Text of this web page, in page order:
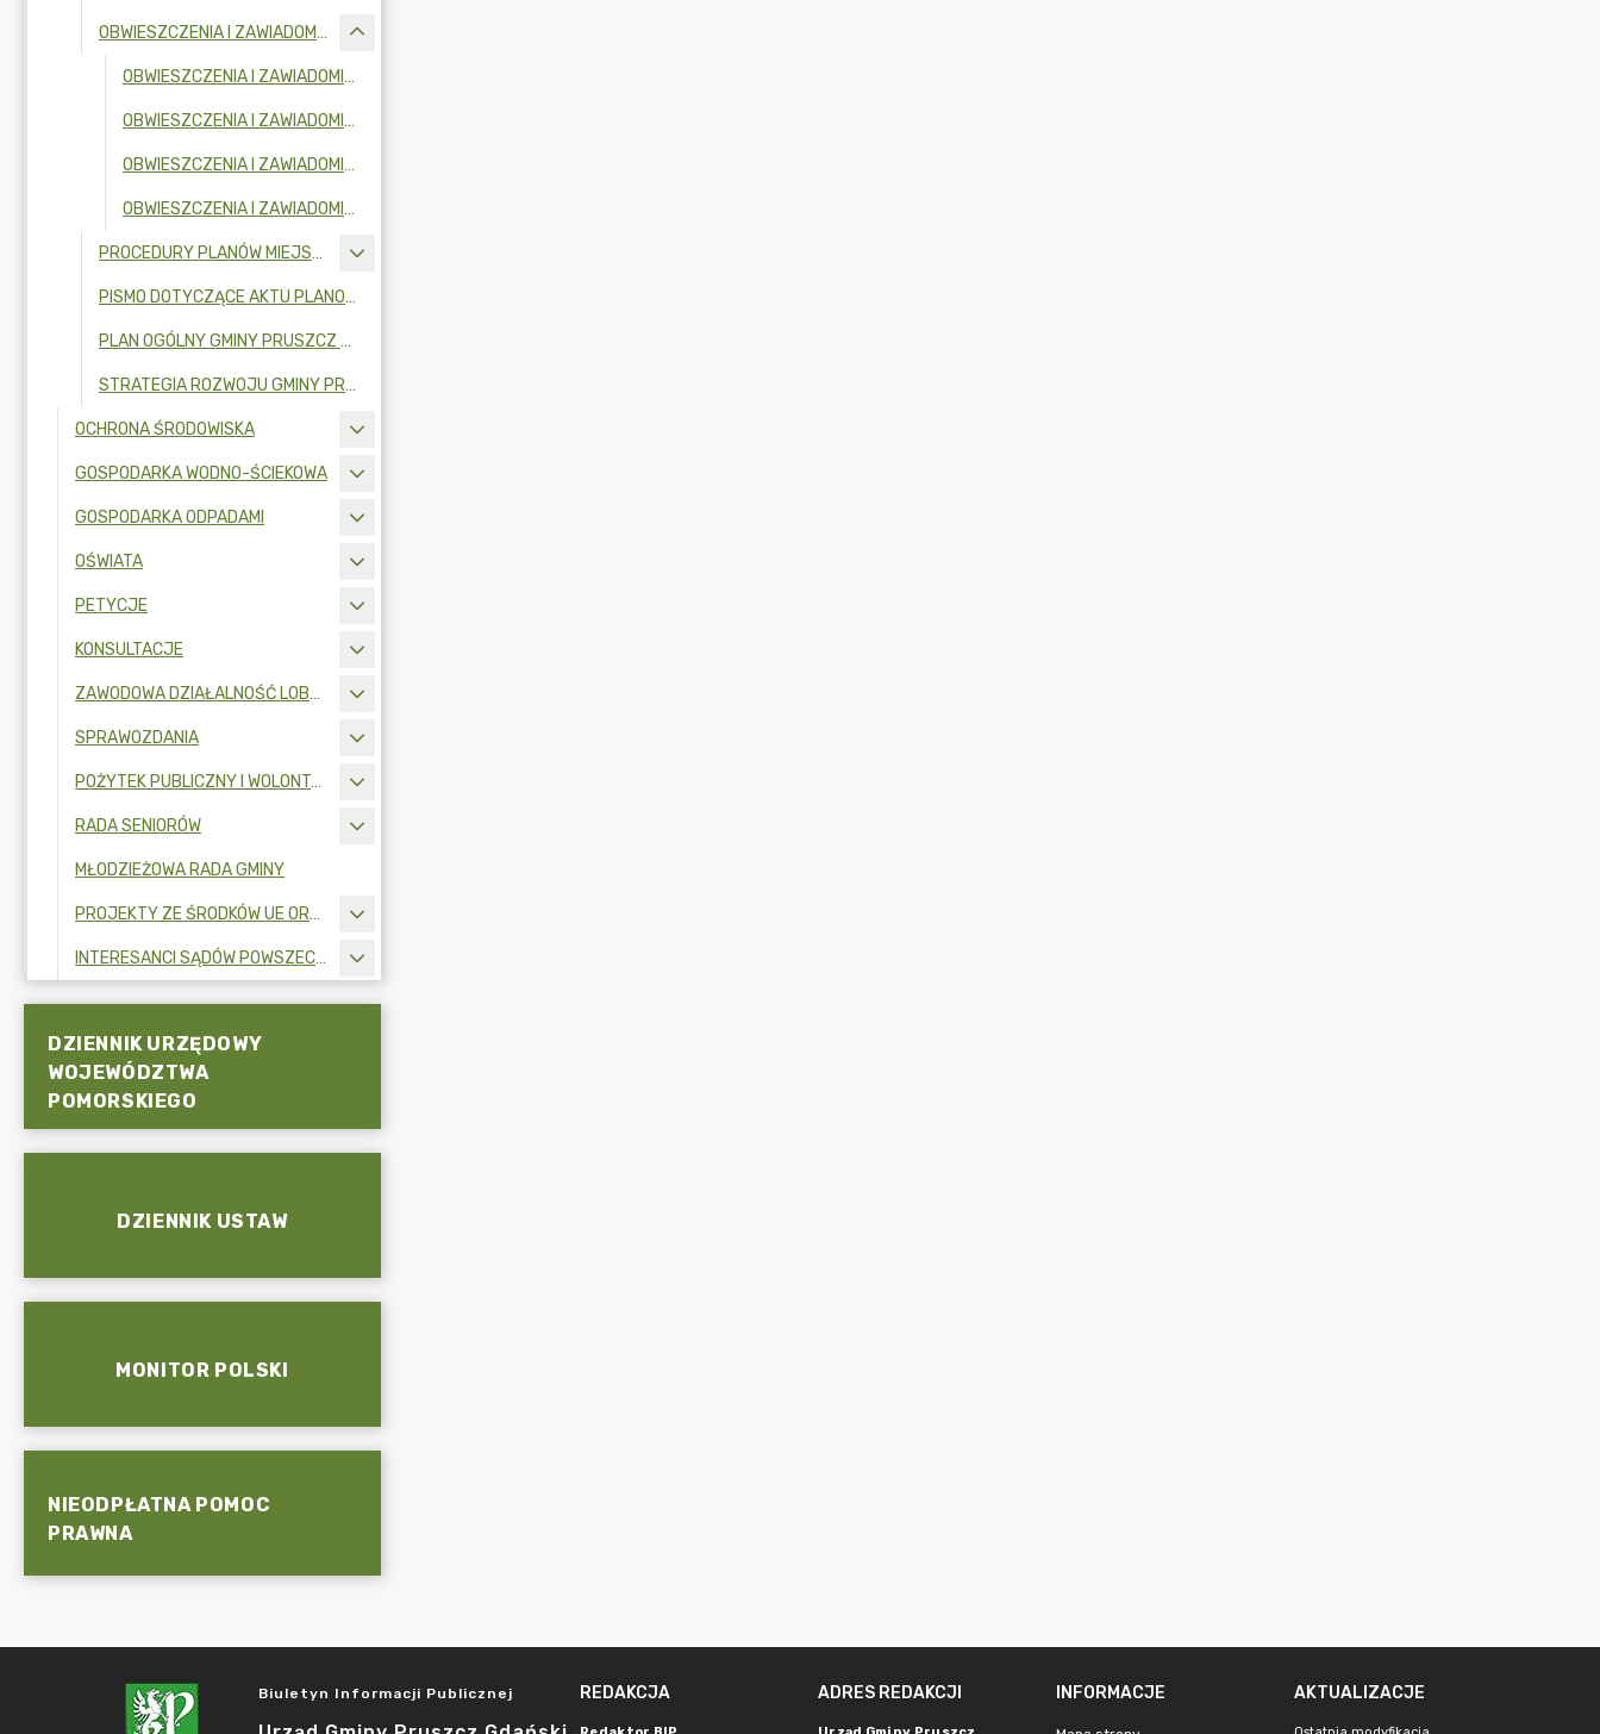
OBWIESZCZENIA I ZAWIADOMIENIA
OBWIESZCZENIA I ZAWIADOMIENIA W 2026R.
OBWIESZCZENIA I ZAWIADOMIENIA W 2025R.
OBWIESZCZENIA I ZAWIADOMIENIA W 2024R.
OBWIESZCZENIA I ZAWIADOMIENIA W 2023R.
PROCEDURY PLANÓW MIEJSCOWYCH
PISMO DOTYCZĄCE AKTU PLANOWANIA PRZESTRZENNEGO
PLAN OGÓLNY GMINY PRUSZCZ GDAŃSKI
STRATEGIA ROZWOJU GMINY PRUSZCZ GDAŃSKI NA LATA 2026-2036
OCHRONA ŚRODOWISKA
GOSPODARKA WODNO-ŚCIEKOWA
GOSPODARKA ODPADAMI
OŚWIATA
PETYCJE
KONSULTACJE
ZAWODOWA DZIAŁALNOŚĆ LOBBINGOWA
SPRAWOZDANIA
POŻYTEK PUBLICZNY I WOLONTARIAT
RADA SENIORÓW
MŁODZIEŻOWA RADA GMINY
PROJEKTY ZE ŚRODKÓW UE ORAZ FUNDUSZY ZEWNĘTRZNYCH
INTERESANCI SĄDÓW POWSZECHNYCH
DZIENNIK URZĘDOWY
WOJEWÓDZTWA
POMORSKIEGO
DZIENNIK USTAW
MONITOR POLSKI
NIEODPŁATNA POMOC
PRAWNA
Biuletyn Informacji Publicznej REDAKCJA ADRES REDAKCJI INFORMACJE AKTUALIZACJE